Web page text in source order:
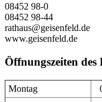
08452 98-0
08452 98-44
rathaus@geisenfeld.de
www.geisenfeld.de
Öffnungszeiten des
Montag